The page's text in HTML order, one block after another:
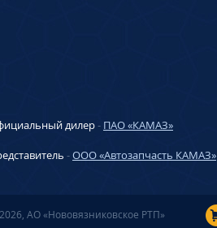
дилер- ПАО «КАМАЗ»
-ООО «Автозапчасть КАМАЗ»
АО «Нововязниковское РТП»